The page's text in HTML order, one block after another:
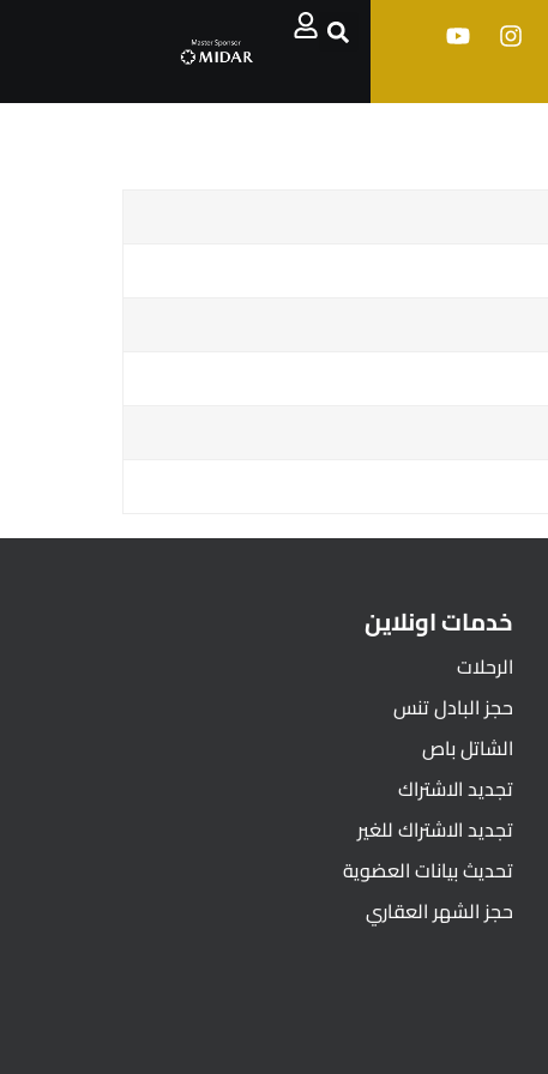
خدمات اونلاين
الرحلات
حجز البادل تنس
الشاتل باص
تجديد الاشتراك
تجديد الاشتراك للغير
تحديث بيانات العضوية
حجز الشهر العقاري